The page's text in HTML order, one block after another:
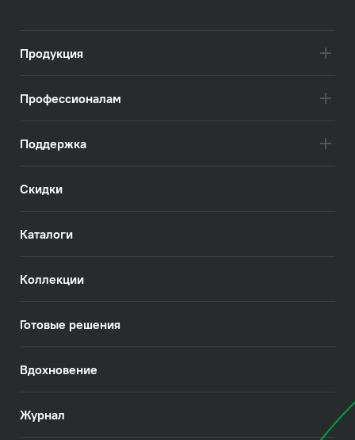
Продукция
Профессионалам
Поддержка
Скидки
Каталоги
Коллекции
Готовые решения
Вдохновение
Журнал